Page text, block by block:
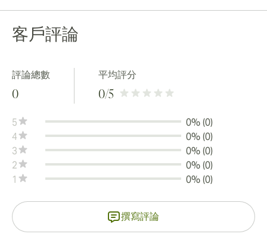
客戶評論
評論總數
0
平均評分
0/5
5
0% (0)
4
0% (0)
3
0% (0)
2
0% (0)
1
0% (0)
撰寫評論